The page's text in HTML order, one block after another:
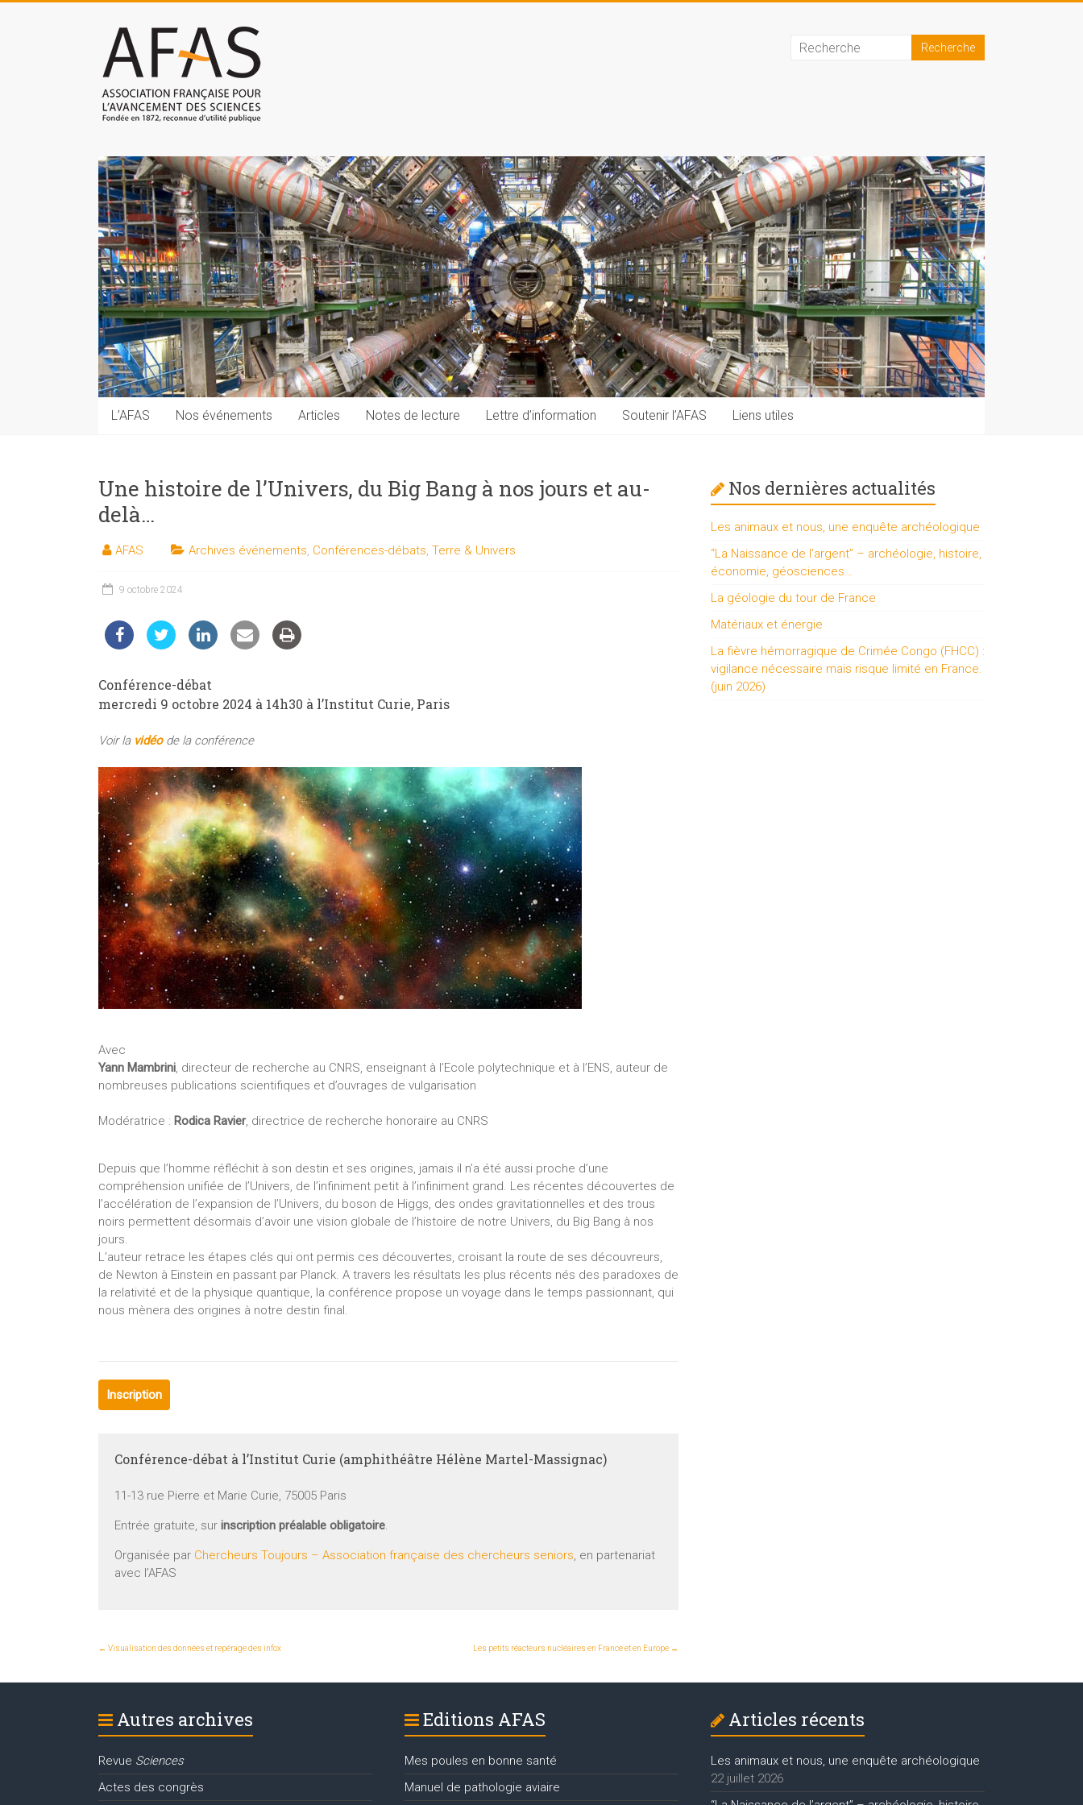
Association
française
pour
des
sciences
(AFAS)
Promouvoir
les
sciences
et
les
techniques
auprès
du
public
L’AFAS Nos événements Articles Notes de lecture Lettre d’information Soutenir l’AFAS Liens utiles
Une histoire de l’Univers, du Big Bang à nos jours et au-
delà…
AFAS Archives événements, Conférences-débats, Terre & Univers
9 octobre 2024
Conférence-débat
mercredi 9 octobre 2024 à 14h30 à l’Institut Curie, Paris
Voir la vidéode la conférence
Avec
Yann Mambrini, directeur de recherche au CNRS, enseignant à l’Ecole polytechnique et à l’ENS, auteur de
nombreuses publications scientifiques et d’ouvrages de vulgarisation
Modératrice : Rodica Ravier, directrice de recherche honoraire au CNRS
Depuis que l’homme réfléchit à son destin et ses origines, jamais il n’a été aussi proche d’une
compréhension unifiée de l’Univers, de l’infiniment petit à l’infiniment grand. Les récentes découvertes de
l’accélération de l’expansion de l’Univers, du boson de Higgs, des ondes gravitationnelles et des trous
noirs permettent désormais d’avoir une vision globale de l’histoire de notre Univers, du Big Bang à nos
jours.
L’auteur retrace les étapes clés qui ont permis ces découvertes, croisant la route de ses découvreurs,
de Newton à Einstein en passant par Planck. A travers les résultats les plus récents nés des paradoxes de
la relativité et de la physique quantique, la conférence propose un voyage dans le temps passionnant, qui
nous mènera des origines à notre destin final.
Inscription
Conférence-débat à l’Institut Curie (amphithéâtre Hélène Martel-Massignac)
11-13 rue Pierre et Marie Curie, 75005 Paris
Entrée gratuite, sur inscription préalable obligatoire.
Organisée par Chercheurs Toujours – Association française des chercheurs seniors, en partenariat
avec l’AFAS
← Visualisation des données et repérage des infox Les petits réacteurs nucléaires en France et en Europe →
Nos dernières actualités
Les animaux et nous, une enquête archéologique
“La Naissance de l’argent” – archéologie, histoire,
économie, géosciences…
La géologie du tour de France
Matériaux et énergie
La fièvre hémorragique de Crimée Congo (FHCC) :
vigilance nécessaire mais risque limité en France.
(juin 2026)
Autres archives
Revue Sciences
Actes des congrès
Editions AFAS
Mes poules en bonne santé
Manuel de pathologie aviaire
Articles récents
Les animaux et nous, une enquête archéologique
22 juillet 2026